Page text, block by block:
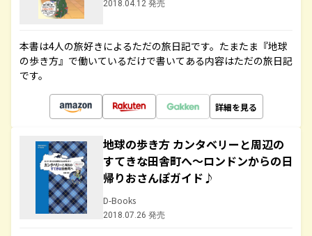
2018.04.12 発売
本書は4人の旅好きによるただの旅日記です。たまたま『地球
の歩き方』で働いているだけで書いてある内容はただの旅日記
です。
詳細を見る
地球の歩き方 カンタベリーと周辺の
すてきな田舎町へ～ロンドンからの日
帰りおさんぽガイド♪
D-Books
2018.07.26 発売